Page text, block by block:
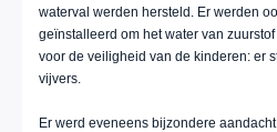
waterval werden hersteld. Er werden
geïnstalleerd om het water van
voor de veiligheid van de kinderen: er
vijvers.
Er werd eveneens bijzondere